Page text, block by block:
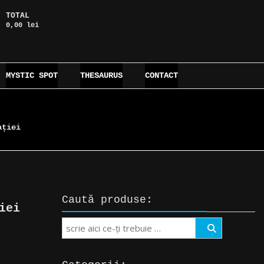
TOTAL
0,00 lei
MYSTIC SPOT THESAURUS CONTACT
Caută produse:
Search